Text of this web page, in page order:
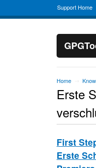
Support Home
Home
Erste
First
Erste